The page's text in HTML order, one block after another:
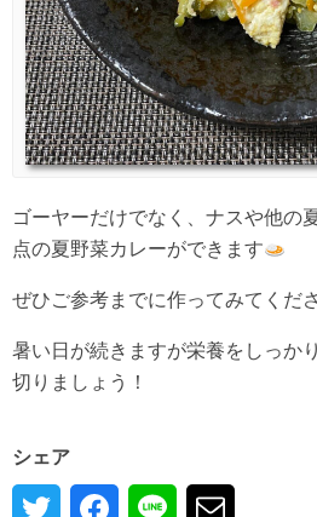
ゴーヤーだけでなく、ナスや他の
点の夏野菜カレーができます
ぜひご参考までに作ってみてくだ
暑い日が続きますが栄養をしっか
切りましょう！
シェア